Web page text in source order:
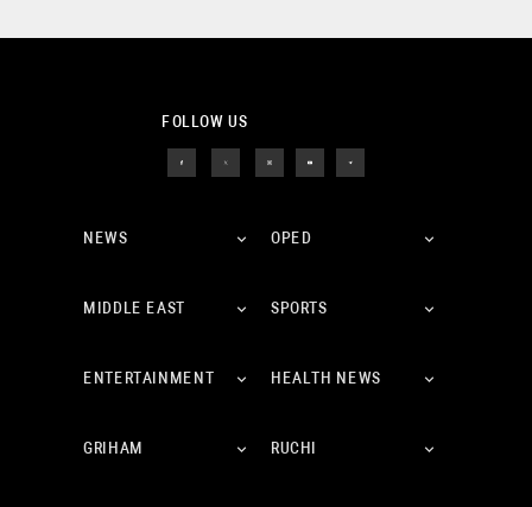
FOLLOW US
NEWS OPED
MIDDLE EAST SPORTS
ENTERTAINMENT HEALTH NEWS
GRIHAM RUCHI